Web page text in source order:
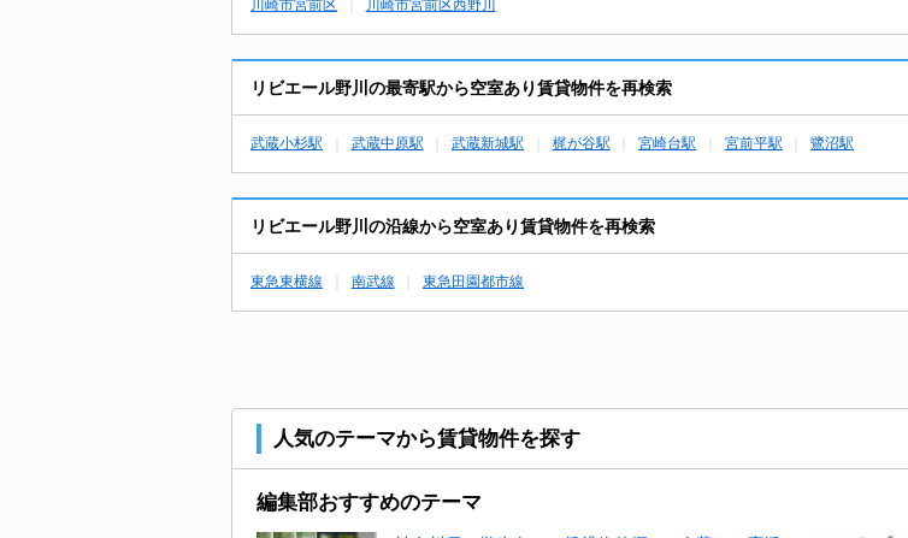
川崎市宮前区 川崎市宮前区西野川
リビエール野川の最寄駅から空室あり賃貸物件を再検索
武蔵小杉駅 武蔵中原駅 武蔵新城駅 梶が谷駅 宮崎台駅 宮前平駅 鷺沼駅
リビエール野川の沿線から空室あり賃貸物件を再検索
東急東横線 南武線 東急田園都市線
人気のテーマから賃貸物件を探す
編集部おすすめのテーマ